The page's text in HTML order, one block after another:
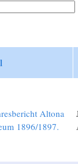
Altona
1896/1897.